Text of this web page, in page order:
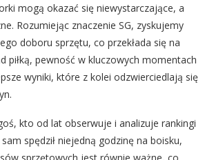
mogą okazać się niewystarczające, a
Rozumiejąc znaczenie SG, zyskujemy
doboru sprzętu, co przekłada się na
piłką, pewność w kluczowych momentach
wyniki, które z kolei odzwierciedlają się
kto od lat obserwuje i analizuje rankingi
spędził niejedną godzinę na boisku,
sprzętowych jest równie ważne, co